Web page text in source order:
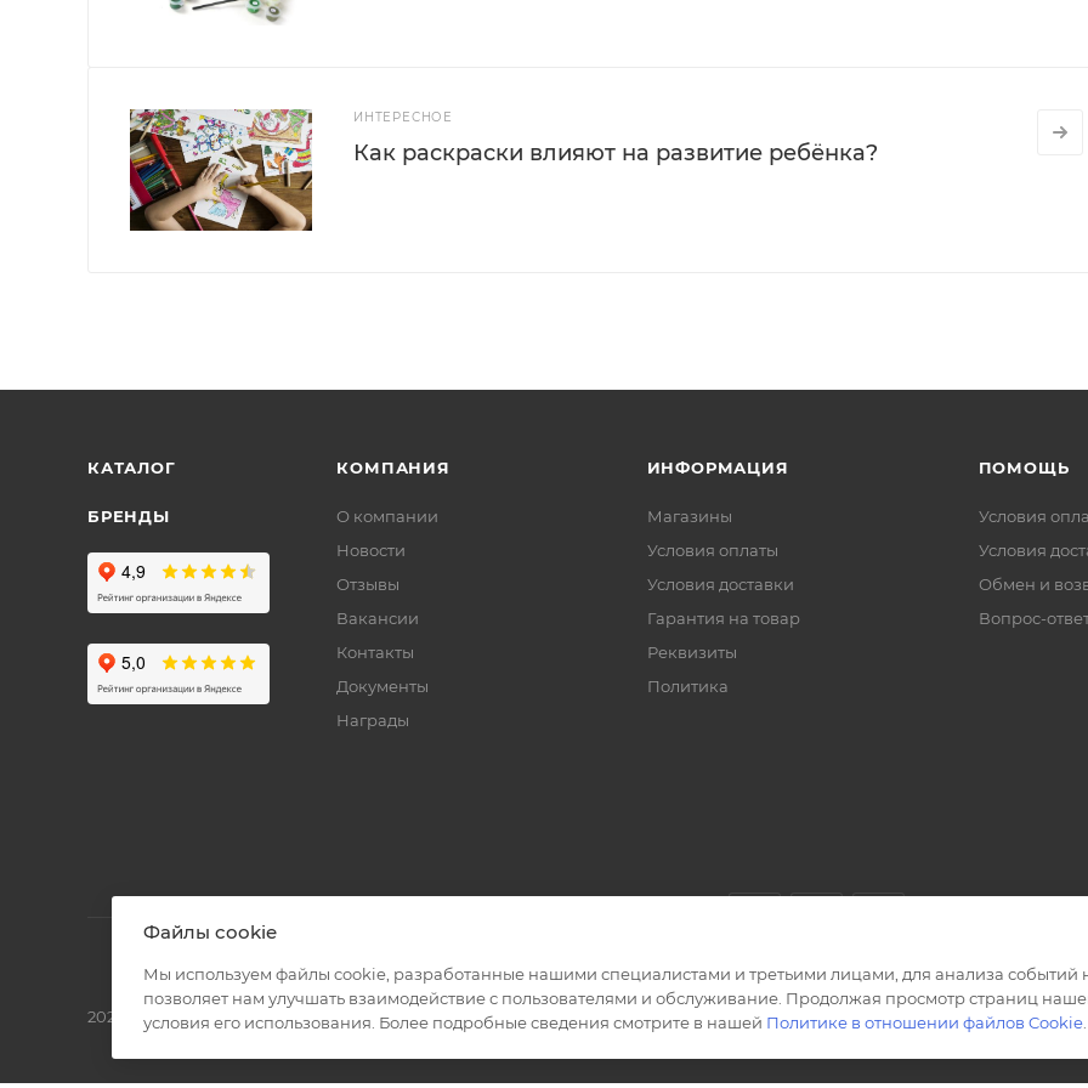
ИНТЕРЕСНОЕ
Как раскраски влияют на развитие ребёнка?
КАТАЛОГ
БРЕНДЫ
КОМПАНИЯ
О компании
Новости
Отзывы
Вакансии
Контакты
Документы
Награды
ИНФОРМАЦИЯ
Магазины
Условия оплаты
Условия доставки
Гарантия на товар
Реквизиты
Политика
ПОМОЩЬ
Условия
Условия
Обмен и
Вопрос-
2026 © Полиграф кит - интернет-магазин
Файлы cookie
Мы используем файлы cookie, разработанные нашими специалистами и третьими лицами, для анализа событий
позволяет нам улучшать взаимодействие с пользователями и обслуживание. Продолжая просмотр страниц
условия его использования. Более подробные сведения смотрите в нашей Политике в отношении файлов Cookie